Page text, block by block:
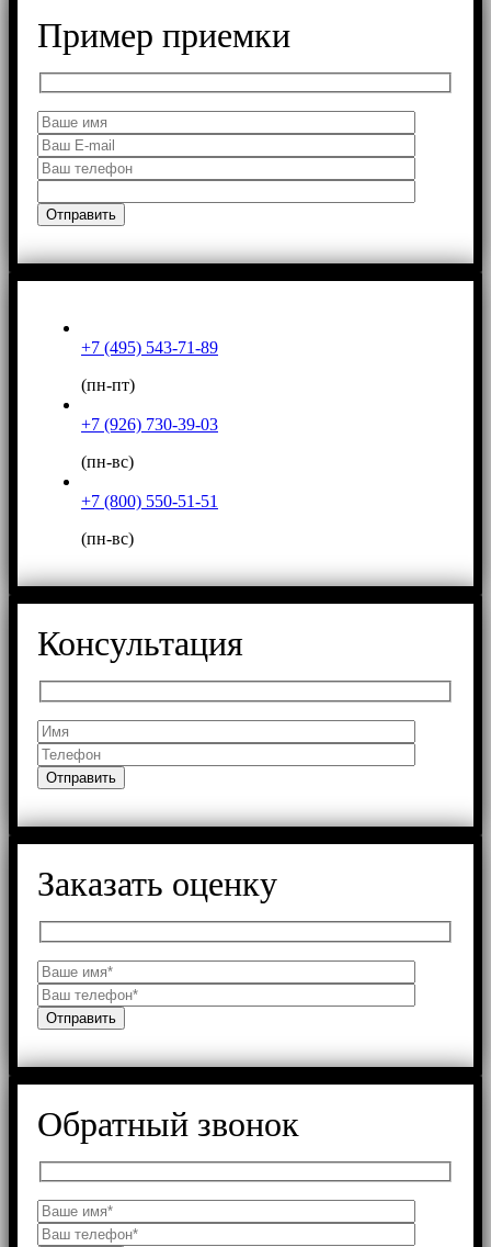
Пример приемки
+7 (495) 543-71-89
(пн-пт)
+7 (926) 730-39-03
(пн-вс)
+7 (800) 550-51-51
(пн-вс)
Консультация
Заказать оценку
Обратный звонок